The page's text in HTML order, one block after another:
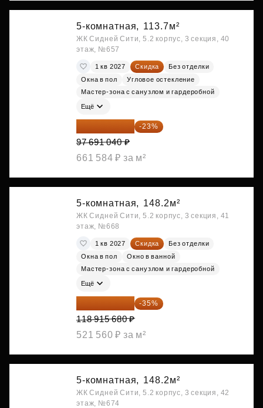
5-комнатная, 113.7м²
ЖК Сидней Сити, 5.2 корпус, 3 секция, 40
этаж, №657
1 кв 2027 Скидка
Без отделки
Окна в пол
Угловое остекление
Мастер-зона с санузлом и гардеробной
Ещё
75 222 101 ₽ -23%
97 691 040 ₽
661 584 ₽ за м²
5-комнатная, 148.2м²
ЖК Сидней Сити, 5.2 корпус, 3 секция, 41
этаж, №668
1 кв 2027 Скидка
Без отделки
Окна в пол
Окно в ванной
Мастер-зона с санузлом и гардеробной
Ещё
77 295 192 ₽ -35%
118 915 680 ₽
521 560 ₽ за м²
5-комнатная, 148.2м²
ЖК Сидней Сити, 5.2 корпус, 3 секция, 42
этаж, №674